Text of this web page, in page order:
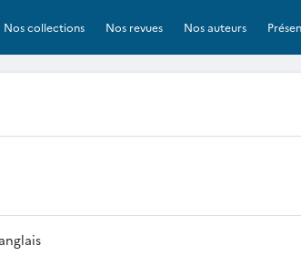
Nos collections Nos revues Nos auteurs